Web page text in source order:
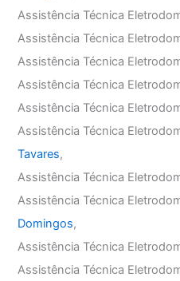
Assistência Técnica
Assistência Técnica
Assistência Técnica
Assistência Técnica
Assistência Técnica
Assistência Técnica
Tavares,
Assistência Técnica
Assistência Técnica
Domingos,
Assistência Técnica
Assistência Técnica